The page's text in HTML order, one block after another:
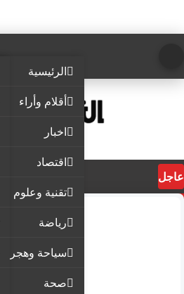
الرئيسية
أقلام وأراء
اخبار
اقتصاد
تقنية وعلوم
رياضة
سياحة وهجرة
صحة
عاجل